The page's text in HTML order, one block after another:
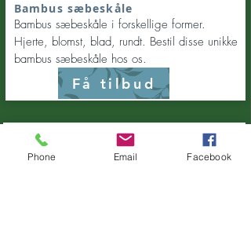
Bambus sæbeskåle
Bambus sæbeskåle i forskellige former.
Hjerte, blomst, blad, rundt. Bestil disse unikke
bambus sæbeskåle hos os.
Få tilbud
Phone Email Facebook